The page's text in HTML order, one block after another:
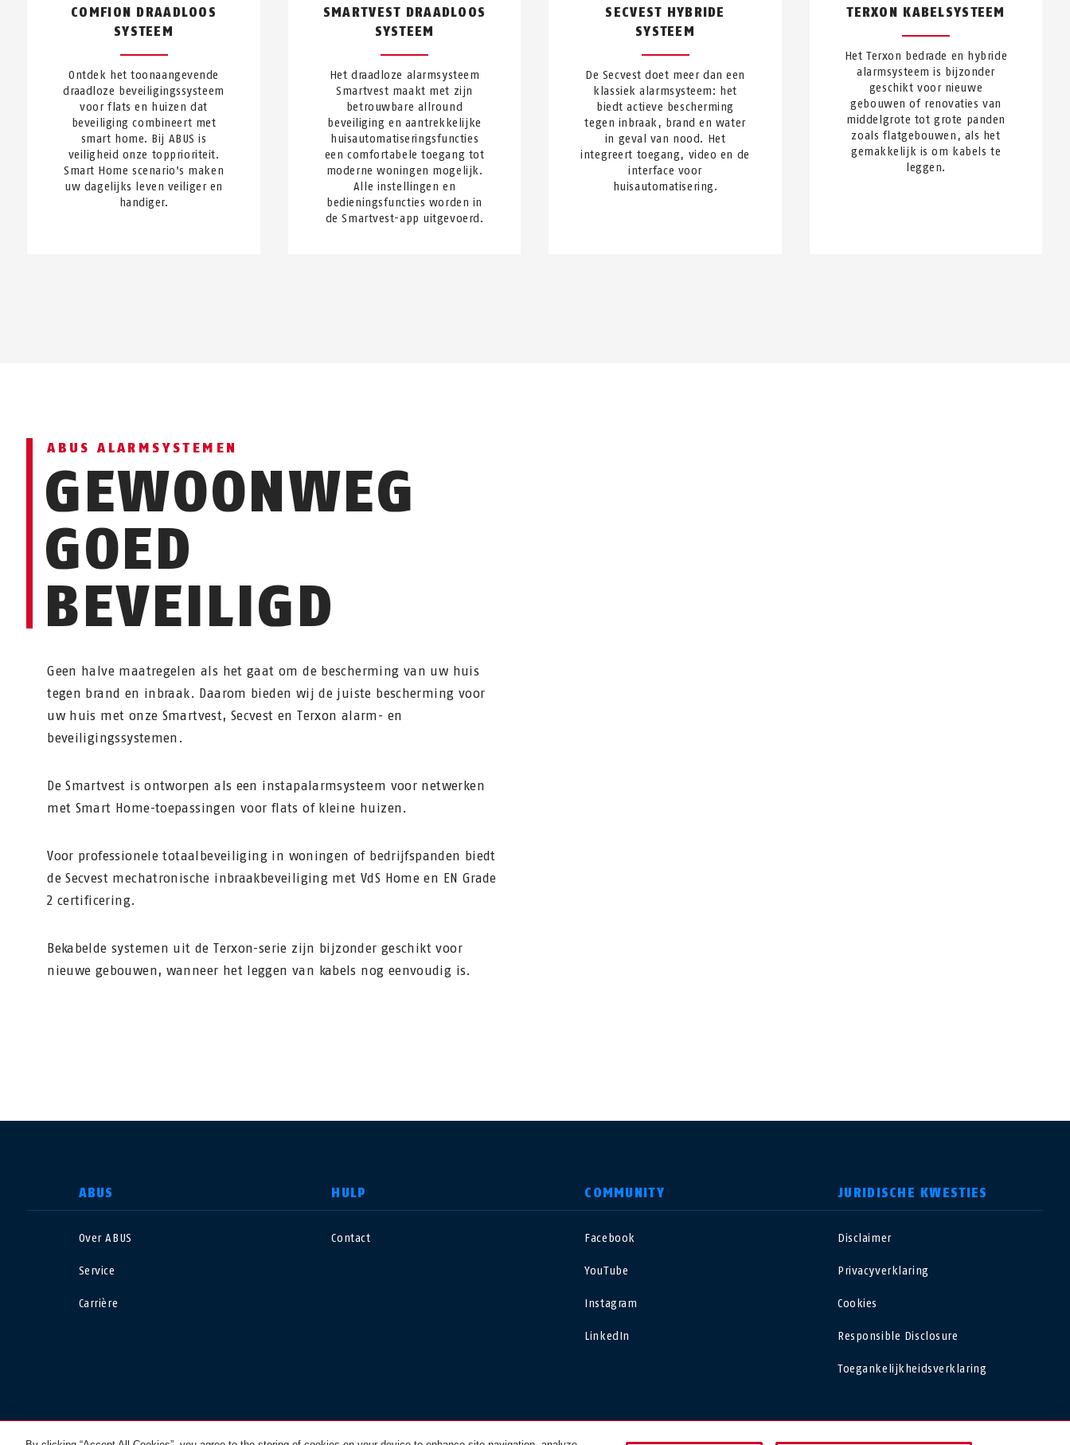
COMFION DRAADLOOS
SYSTEEM
Ontdek het toonaangevende
draadloze beveiligingssysteem
voor flats en huizen dat
beveiliging combineert met
smart home. Bij ABUS is
veiligheid onze topprioriteit.
Smart Home scenario's maken
uw dagelijks leven veiliger en
handiger.
SMARTVEST DRAADLOOS
SYSTEEM
Het draadloze alarmsysteem
Smartvest maakt met zijn
betrouwbare allround
beveiliging en aantrekkelijke
huisautomatiseringsfuncties
een comfortabele toegang tot
moderne woningen mogelijk.
Alle instellingen en
bedieningsfuncties worden in
de Smartvest-app uitgevoerd.
SECVEST HYBRIDE
SYSTEEM
De Secvest doet meer dan een
klassiek alarmsysteem: het
biedt actieve bescherming
tegen inbraak, brand en water
in geval van nood. Het
integreert toegang, video en de
interface voor
huisautomatisering.
TERXON KABELSYSTEEM
Het Terxon bedrade en hybride
alarmsysteem is bijzonder
geschikt voor nieuwe
gebouwen of renovaties van
middelgrote tot grote panden
zoals flatgebouwen, als het
gemakkelijk is om kabels te
leggen.
ABUS ALARMSYSTEMEN
GEWOONWEG
GOED
BEVEILIGD
Geen halve maatregelen als het gaat om de bescherming van uw huis
tegen brand en inbraak. Daarom bieden wij de juiste bescherming voor
uw huis met onze Smartvest, Secvest en Terxon alarm- en
beveiligingssystemen.
De Smartvest is ontworpen als een instapalarmsysteem voor netwerken
met Smart Home-toepassingen voor flats of kleine huizen.
Voor professionele totaalbeveiliging in woningen of bedrijfspanden biedt
de Secvest mechatronische inbraakbeveiliging met VdS Home en EN Grade
2 certificering.
Bekabelde systemen uit de Terxon-serie zijn bijzonder geschikt voor
nieuwe gebouwen, wanneer het leggen van kabels nog eenvoudig is.
ABUS
Over ABUS
Service
Carrière
HULP
Contact
COMMUNITY
Facebook
YouTube
Instagram
LinkedIn
JURIDISCHE KWESTIES
Disclaimer
Privacyverklaring
Cookies
Responsible Disclosure
Toegankelijkheidsverklaring
© 2026 ABUS
LAND SELECTEREN
Canada
Polska
Schweiz
España